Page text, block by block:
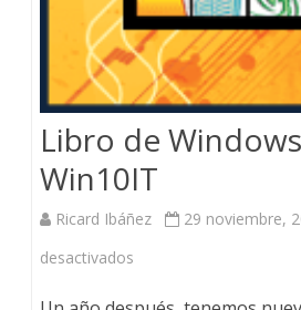
Libro de
Win10IT
Ricard Ibáñez 29 noviembre,
desactivados